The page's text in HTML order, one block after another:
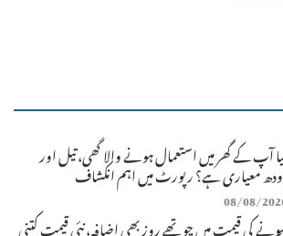
آپ کے گھر میں استعمال ہونے والا گھی، تیل اور
معیاری ہے؟ رپورٹ میں اہم انکشاف
08/08/
کی قیمت میں چوتھے روز بھی اضافہ، نئی قیمت کتنی